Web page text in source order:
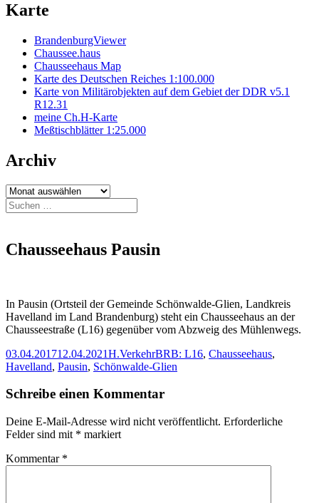
Karte
BrandenburgViewer
Chaussee.haus
Chausseehaus Map
Karte des Deutschen Reiches 1:100.000
Karte von Militärobjekten auf dem Gebiet der DDR v5.1
R12.31
meine Ch.H-Karte
Meßtischblätter 1:25.000
Archiv
Archiv
Suchen
nach:
Chausseehaus Pausin
In Pausin (Ortsteil der Gemeinde Schönwalde-Glien, Landkreis
Havelland im Land Brandenburg) steht ein Chausseehaus an der
Chausseestraße (L16) gegenüber vom Abzweig des Mühlenwegs.
Veröffentlicht
am
03.04.201712.04.2021Autor
H.Kategorien
VerkehrSchlagwörter
BRB: L16, Chausseehaus,
Havelland, Pausin, Schönwalde-Glien
Schreibe einen Kommentar
Deine E-Mail-Adresse wird nicht veröffentlicht. Erforderliche
Felder sind mit * markiert
Kommentar *